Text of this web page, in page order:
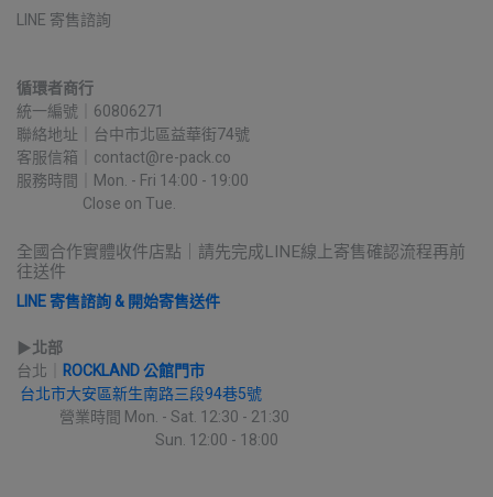
LINE 寄售諮詢
循環者商行
統一編號｜60806271
聯絡地址｜台中市北區益華街74號
客服信箱｜contact@re-pack.co
服務時間｜Mon. - Fri 14:00 - 19:00
Close on Tue.
全國合作實體收件店點｜請先完成LINE線上寄售確認流程再前
往送件
LINE 寄售諮詢 & 開始寄售送件
▶︎北部
台北｜ ROCKLAND 公館門市
台北市大安區新生南路三段94巷5號
營業時間 Mon. - Sat. 12:30 - 21:30
Sun. 12:00 - 18:00